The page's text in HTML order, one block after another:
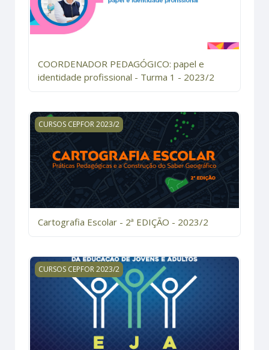
COORDENADOR PEDAGÓGICO: papel e
identidade profissional - Turma 1 - 2023/2
Cartografia Escolar - 2ª EDIÇÃO - 2023/2
CURSOS CEPFOR 2023/2
Cartografia Escolar - 2ª EDIÇÃO - 2023/2
CONSTRUÇÃO CURRICULAR DA EDUCAÇÃO DE
CURSOS CEPFOR 2023/2